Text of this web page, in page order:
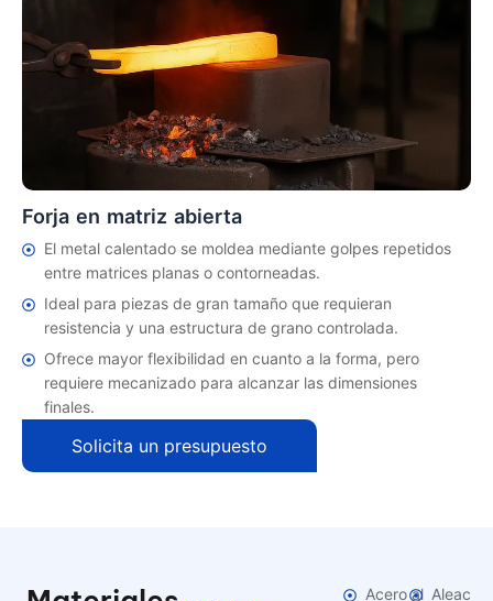
Forja en matriz abierta
El metal calentado se moldea mediante golpes repetidos
entre matrices planas o contorneadas.
Ideal para piezas de gran tamaño que requieran
resistencia y una estructura de grano controlada.
Ofrece mayor flexibilidad en cuanto a la forma, pero
requiere mecanizado para alcanzar las dimensiones
finales.
Solicita un presupuesto
Acero al